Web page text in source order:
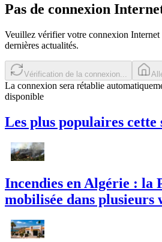
Pas de connexion
Veuillez vérifier votre connexion
dernières actualités.
Réessayer Aller à l'accueil
La connexion sera rétablie
disponible
Les plus populaires cette
Incendies en Algérie : la
mobilisée dans plusieurs